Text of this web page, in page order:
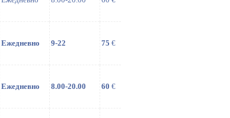
Ежедневно 9-22 75 €
Ежедневно 8.00-20.00 60 €